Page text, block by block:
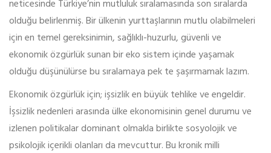
neticesinde Türkiye’nin mutluluk sıralamasında son sıralarda
olduğu belirlenmiş. Bir ülkenin yurttaşlarının mutlu olabilmeleri
için en temel gereksinimin, sağlıklı-huzurlu, güvenli ve
ekonomik özgürlük sunan bir eko sistem içinde yaşamak
olduğu düşünülürse bu sıralamaya pek te şaşırmamak lazım.
Ekonomik özgürlük için; işsizlik en büyük tehlike ve engeldir.
İşsizlik nedenleri arasında ülke ekonomisinin genel durumu ve
izlenen politikalar dominant olmakla birlikte sosyolojik ve
psikolojik içerikli olanları da mevcuttur. Bu kronik milli